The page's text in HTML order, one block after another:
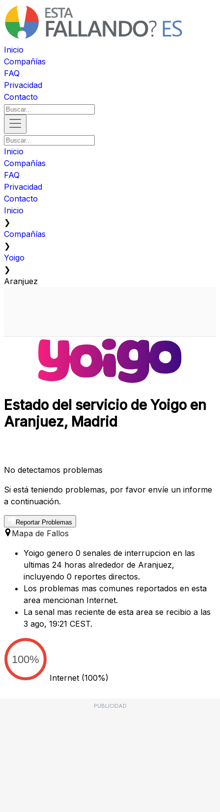
Inicio
Compañías
FAQ
Privacidad
Contacto
Inicio
Compañías
FAQ
Privacidad
Contacto
Inicio
❯
Compañías
❯
Yoigo
❯
Aranjuez
Estado del servicio de Yoigo en
Aranjuez, Madrid
No detectamos problemas
Si está teniendo problemas, por favor envíe un informe
a continuación.
Reportar Problemas
Mapa de Fallos
Yoigo genero 0 senales de interrupcion en las
ultimas 24 horas alrededor de Aranjuez,
incluyendo 0 reportes directos.
Los problemas mas comunes reportados en esta
area mencionan Internet.
La senal mas reciente de esta area se recibio a las
3 ago, 19:21 CEST.
100%
Internet (100%)
PUBLICIDAD